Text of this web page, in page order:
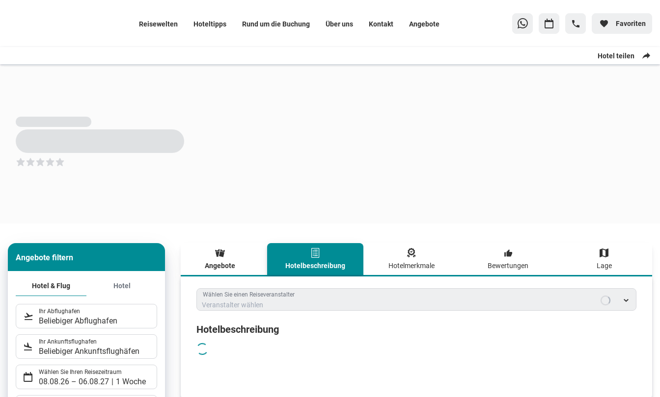
Reisewelten Hoteltipps Rund um die Buchung Über uns Kontakt Angebote Favoriten
Hotel teilen
5
Angebote filtern
Hotel & Flug Hotel
Ihr Abflughafen
Beliebiger Abflughafen
Ihr Ankunftsflughafen
Beliebiger Ankunftsflughäfen
Wählen Sie Ihren Reisezeitraum
08.08.26 – 06.08.27 1 Woche
Angebote Hotelbeschreibung Hotelmerkmale Bewertungen Lage
Hotelbeschreibung
Wählen Sie einen Reiseveranstalter
Veranstalter wählen
Hotelbeschreibung